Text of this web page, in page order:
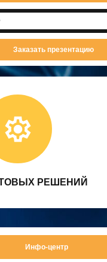
Заказать презентацию
РЕШЕНИЙ
Инфо-центр